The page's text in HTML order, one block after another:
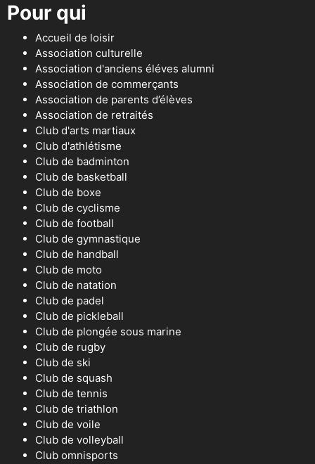
Pour qui
Accueil de loisir
Association culturelle
Association d'anciens éléves alumni
Association de commerçants
Association de parents d’élèves
Association de retraités
Club d'arts martiaux
Club d'athlétisme
Club de badminton
Club de basketball
Club de boxe
Club de cyclisme
Club de football
Club de gymnastique
Club de handball
Club de moto
Club de natation
Club de padel
Club de pickleball
Club de plongée sous marine
Club de rugby
Club de ski
Club de squash
Club de tennis
Club de triathlon
Club de voile
Club de volleyball
Club omnisports